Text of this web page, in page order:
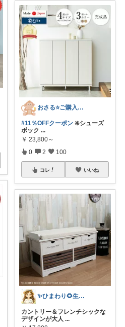
おさる⭐ご購入感謝🐹
#11％OFFクーポン ❇️シューズ
ボック ...
￥ 23,800～
0 2 100
コレ いいね
✨ひまわり🌻生活雑貨・純喫茶✨
カントリー＆フレンチシックな
デザインが大人 ...